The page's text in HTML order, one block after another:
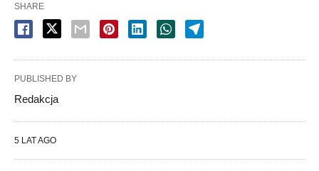
SHARE
PUBLISHED BY
Redakcja
5 LAT AGO